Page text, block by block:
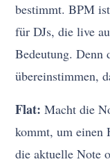
bestimmt. BPM
für DJs, die live
Bedeutung. Denn
übereinstimmen,
Flat: Macht die
kommt, um einen
die aktuelle Note